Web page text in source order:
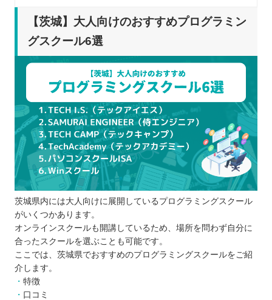
プログラミングスクールを検討するときの5つのポ
説明会などに参加して講師から話を聞く
口コミや体験談などリアルな声を参考にす
る
通える時間や料金を決める
プログラミングスクールを比較するときの5つのポ
イント
スケジュール
受講形式
受講料
カリキュラム
サポート体制
プログラミングスクールに通う5つのメリット
【茨城】大人向けのおすすめプログラミン
グスクール6選
茨城県内には大人向けに展開しているプログラミングスクール
がいくつかあります。
オンラインスクールも開講しているため、場所を問わず自分に
合ったスクールを選ぶことも可能です。
ここでは、茨城県でおすすめのプログラミングスクールをご紹
介します。
特徴
口コミ